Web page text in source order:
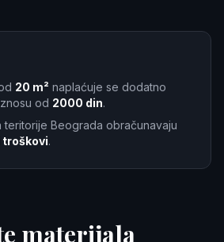
20 m² naplaćuje se dodatno
od 2000 din.
teritorije Beograda obračunavaju
troškovi.
materijala